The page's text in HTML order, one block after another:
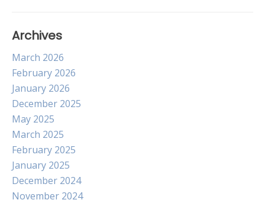
Archives
March 2026
February 2026
January 2026
December 2025
May 2025
March 2025
February 2025
January 2025
December 2024
November 2024